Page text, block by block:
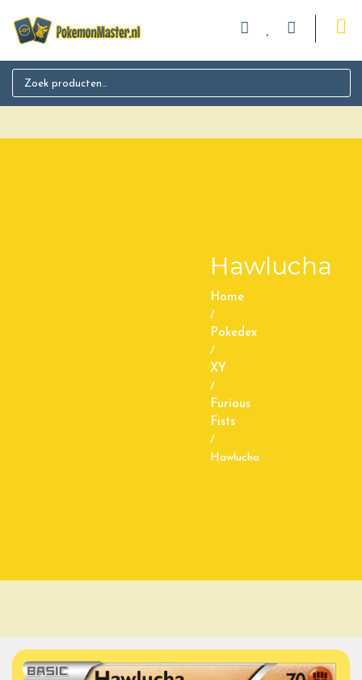
Search for:
Hawlucha
Home
/
Pokedex
/
XY
/
Furious
Fists
/
Hawlucha